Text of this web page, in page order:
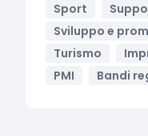
Sport
Sviluppo e
Turismo
PMI
Bandi